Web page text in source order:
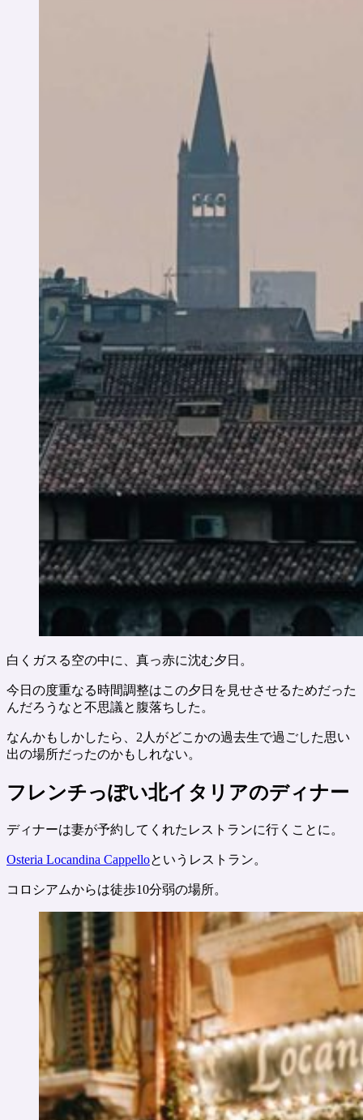
白くガスる空の中に、真っ赤に沈む夕日。
今日の度重なる時間調整はこの夕日を見せさせるためだった
んだろうなと不思議と腹落ちした。
なんかもしかしたら、2人がどこかの過去生で過ごした思い
出の場所だったのかもしれない。
フレンチっぽい北イタリアのディナー
ディナーは妻が予約してくれたレストランに行くことに。
Osteria Locandina Cappelloというレストラン。
コロシアムからは徒歩10分弱の場所。